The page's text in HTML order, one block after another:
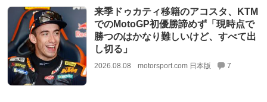
来季ドゥカティ移籍のアコスタ、KTM
でのMotoGP初優勝諦めず「現時点で
勝つのはかなり難しいけど、すべて出
し切る」
2026.08.08 motorsport.com 日本版 7